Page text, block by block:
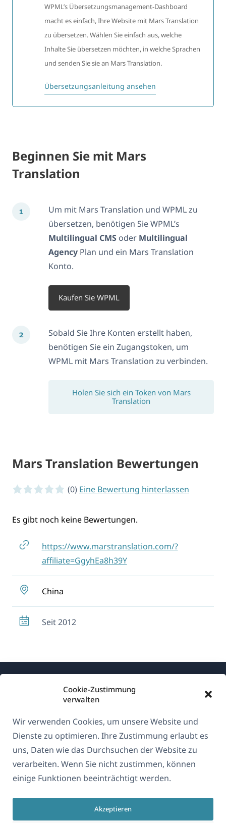
Cookie-Zustimmung
verwalten
Wir verwenden Cookies, um unsere Website und
Dienste zu optimieren. Ihre Zustimmung erlaubt es
uns, Daten wie das Durchsuchen der Website zu
verarbeiten. Wenn Sie nicht zustimmen, können
einige Funktionen beeinträchtigt werden.
Akzeptieren
WPML’s Übersetzungsmanagement-Dashboard
macht es einfach, Ihre Website mit Mars Translation
zu übersetzen. Wählen Sie einfach aus, welche
Inhalte Sie übersetzen möchten, in welche Sprachen
und senden Sie sie an Mars Translation.
Übersetzungsanleitung ansehen
Beginnen Sie mit Mars
Translation
Um mit Mars Translation und WPML zu
übersetzen, benötigen Sie WPML’s
Multilingual CMS oder Multilingual
Agency Plan und ein Mars Translation
Konto.
Kaufen Sie WPML
Sobald Sie Ihre Konten erstellt haben,
benötigen Sie ein Zugangstoken, um
WPML mit Mars Translation zu verbinden.
Holen Sie sich ein Token von Mars
Translation
Mars Translation Bewertungen
0 von 5 Sternen
(0) Eine Bewertung hinterlassen
Es gibt noch keine Bewertungen.
https://www.marstranslation.com/?
affiliate=GgyhEa8h39Y
China
Seit 2012
Deutsch
Über WPML
DSGVO & Datenschutzrichtlinie
Unserem Team beitreten(öffnet
in
in
einem
(öffnet
in
einem
in